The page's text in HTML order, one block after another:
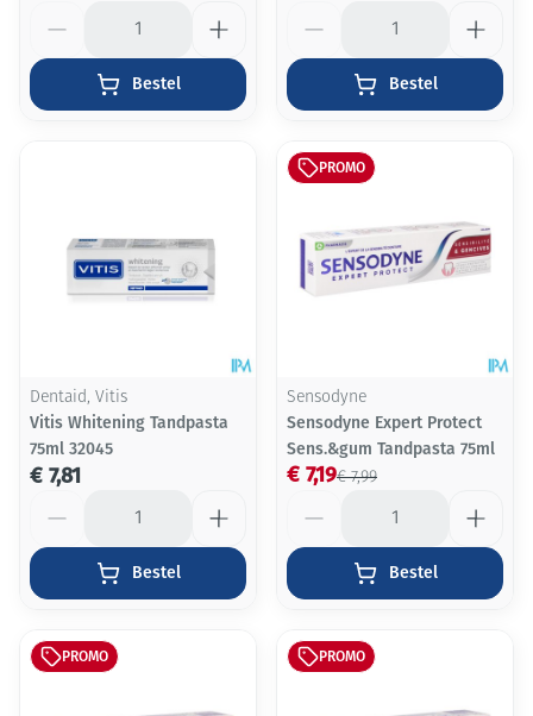
Bestel Bestel
Dentaid, Vitis
Vitis Whitening Tandpasta
75ml 32045
€ 7,81
Bestel
PROMO
Sensodyne
Sensodyne Expert Protect
Sens.&gum Tandpasta 75ml
€ 7,99
€ 7,19
Bestel
PROMO PROMO